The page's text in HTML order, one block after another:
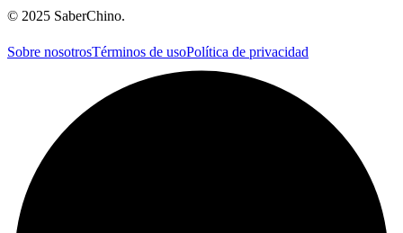
© 2025 SaberChino.
Sobre nosotrosTérminos de usoPolítica de privacidad